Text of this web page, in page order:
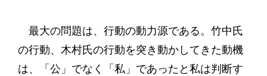
最大の問題は、行動の動力源である。竹中氏
の行動、木村氏の行動を突き動かしてきた動機
は、「公」でなく「私」であったと私は判断す